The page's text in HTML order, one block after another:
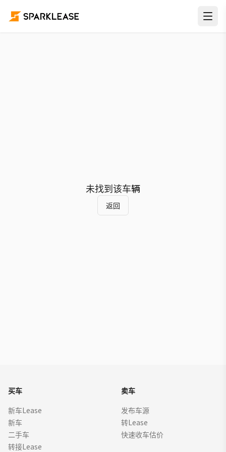
未找到该车辆
返回
买车
新车Lease
新车
二手车
转接Lease
卖车
发布车源
转Lease
快速收车估价